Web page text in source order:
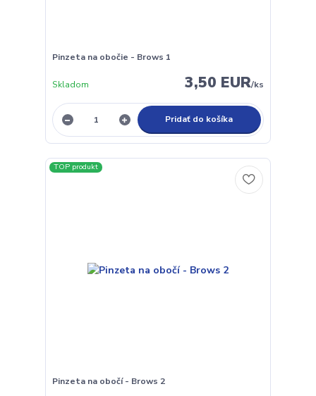
Pinzeta na obočie - Brows 1
3,50 EUR/ks
Skladom
Pridať do košíka
TOP produkt
Pinzeta na obočí - Brows 2